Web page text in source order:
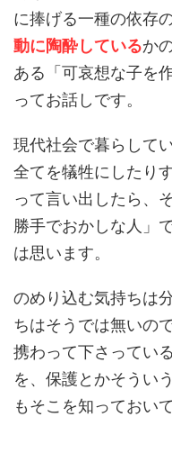
に捧げる一種の依存
動に陶酔しているか
ある「可哀想な子を
ってお話しです。
現代社会で暮らして
全てを犠牲にしたり
って言い出したら、
勝手でおかしな人」
は思います。
のめり込む気持ちは
ちはそうでは無いの
携わって下さってい
を、保護とかそうい
もそこを知っておい